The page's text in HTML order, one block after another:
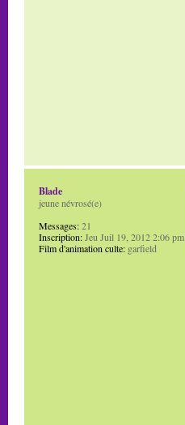
Blade
jeune névrosé(e)
Messages:21
Inscription:Jeu Juil 19, 2012 2:06 pm
Film d'animation culte: garfield